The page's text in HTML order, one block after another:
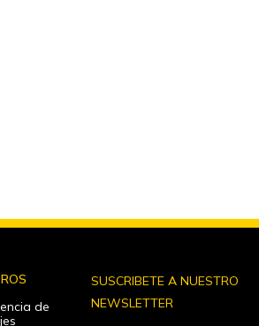
de
SUSCRIBETE A NUESTRO
NEWSLETTER